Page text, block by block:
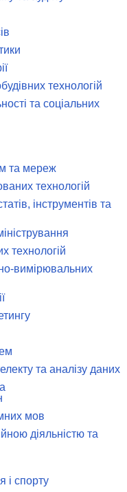
технологій
та соціальних
та мереж
технологій
інструментів та
технологій
вимірювальних
та аналізу даних
мов
діяльністю та
і спорту